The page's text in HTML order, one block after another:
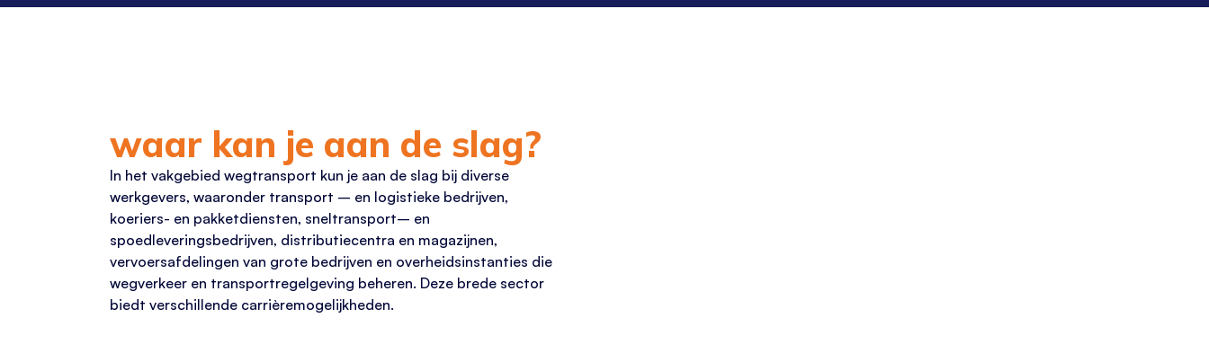
waar kan je aan de slag?
In het vakgebied wegtransport kun je aan de slag bij diverse
werkgevers, waaronder transport – en logistieke bedrijven,
koeriers- en pakketdiensten, sneltransport– en
spoedleveringsbedrijven, distributiecentra en magazijnen,
vervoersafdelingen van grote bedrijven en overheidsinstanties die
wegverkeer en transportregelgeving beheren. Deze brede sector
biedt verschillende carrièremogelijkheden.